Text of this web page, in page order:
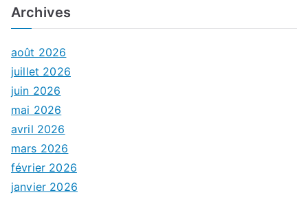
Archives
août 2026
juillet 2026
juin 2026
mai 2026
avril 2026
mars 2026
février 2026
janvier 2026